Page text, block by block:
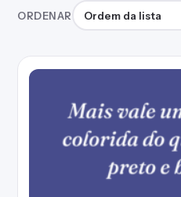
ORDENAR Ordenar frases